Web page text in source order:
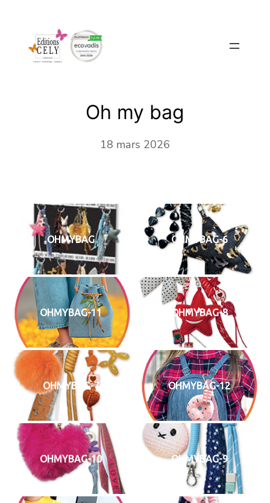
contenu
Oh my bag
18 mars 2026
OHMYBAG OHMYBAG-6
OHMYBAG-11 OHMYBAG-8
OHMYBAG-7 OHMYBAG-12
OHMYBAG-10 OHMYBAG-9